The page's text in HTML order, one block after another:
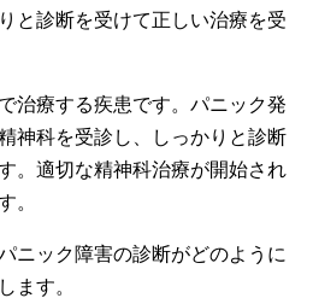
と診断を受けて正しい治療を受
治療する疾患です。パニック発
神科を受診し、しっかりと診断
。適切な精神科治療が開始され
。
ニック障害の診断がどのように
ます。